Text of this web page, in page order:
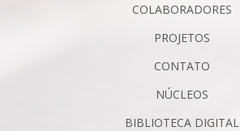
COLABORADORES
PROJETOS
CONTATO
NÚCLEOS
BIBLIOTECA DIGITAL